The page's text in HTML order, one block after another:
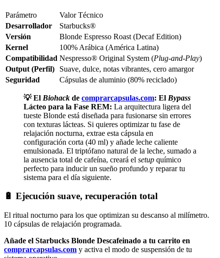
Parámetro
Valor Técnico
Desarrollador
Starbucks®
Versión
Blonde Espresso Roast (Decaf Edition)
Kernel
100% Arábica (América Latina)
Compatibilidad Nespresso® Original System (Plug-and-Play)
Output (Perfil)
Suave, dulce, notas vibrantes, cero amargor
Seguridad
Cápsulas de aluminio (80% reciclado)
💡 El Biohack de comprarcapsulas.com: El Bypass
Lácteo para la Fase REM: La arquitectura ligera del
tueste Blonde está diseñada para fusionarse sin errores
con texturas lácteas. Si quieres optimizar tu fase de
relajación nocturna, extrae esta cápsula en
configuración corta (40 ml) y añade leche caliente
emulsionada. El triptófano natural de la leche, sumado a
la ausencia total de cafeína, creará el setup químico
perfecto para inducir un sueño profundo y reparar tu
sistema para el día siguiente.
🔋 Ejecución suave, recuperación total
El ritual nocturno para los que optimizan su descanso al milímetro.
10 cápsulas de relajación programada.
Añade el Starbucks Blonde Descafeinado a tu carrito en
comprarcapsulas.com y activa el modo de suspensión de tu